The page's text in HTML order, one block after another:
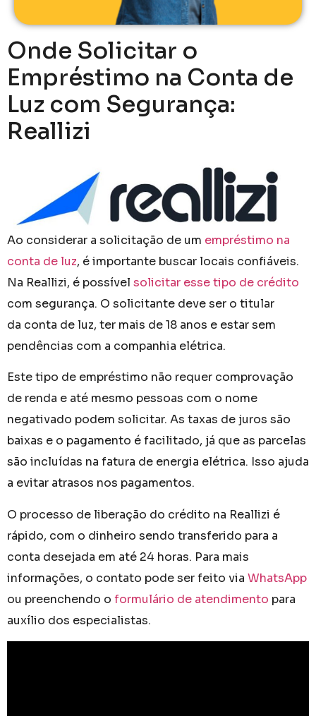
Onde Solicitar o
Empréstimo na Conta de
Luz com Segurança:
Reallizi
Ao considerar a solicitação de um empréstimo na
conta de luz, é importante buscar locais confiáveis.
Na Reallizi, é possível solicitar esse tipo de crédito
com segurança. O solicitante deve ser o titular
da conta de luz, ter mais de 18 anos e estar sem
pendências com a companhia elétrica.
Este tipo de empréstimo não requer comprovação
de renda e até mesmo pessoas com o nome
negativado podem solicitar. As taxas de juros são
baixas e o pagamento é facilitado, já que as parcelas
são incluídas na fatura de energia elétrica. Isso ajuda
a evitar atrasos nos pagamentos.
O processo de liberação do crédito na Reallizi é
rápido, com o dinheiro sendo transferido para a
conta desejada em até 24 horas. Para mais
informações, o contato pode ser feito via WhatsApp
ou preenchendo o formulário de atendimento para
auxílio dos especialistas.